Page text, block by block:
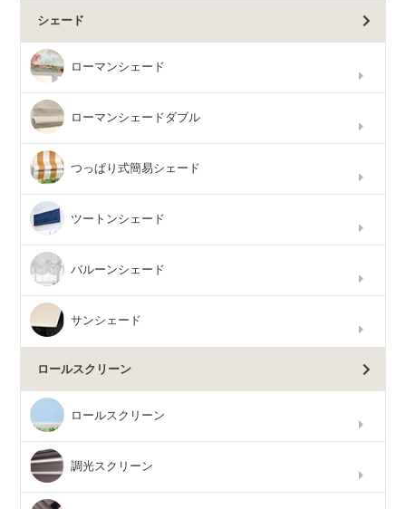
シェード
ローマンシェード
ローマンシェードダブル
つっぱり式簡易シェード
ツートンシェード
バルーンシェード
サンシェード
ロールスクリーン
ロールスクリーン
調光スクリーン